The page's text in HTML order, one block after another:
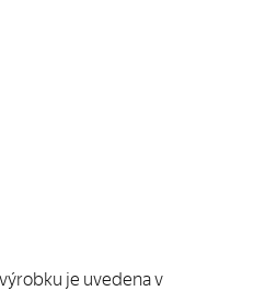
je uvedena v